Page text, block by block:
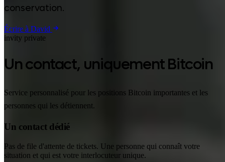
conservation.
Écrire à David
invity private
Un contact, uniquement Bitcoin
Service personnalisé pour les positions Bitcoin importantes et les
personnes qui les détiennent.
Un contact dédié
Pas de file d'attente de tickets. Une personne qui connaît votre
situation et qui est votre interlocuteur unique.